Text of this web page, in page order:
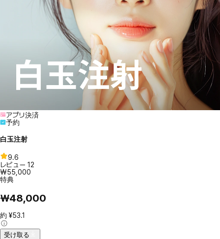
アプリ決済
予約
白玉注射
9.6
レビュー 12
₩55,000
特典
₩48,000
約 ¥53.1
受け取る